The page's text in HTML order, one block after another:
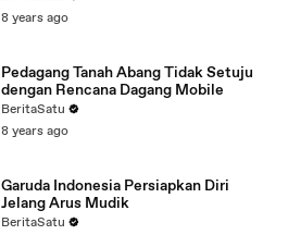
8 years ago
Pedagang Tanah Abang Tidak Setuju
dengan Rencana Dagang Mobile
BeritaSatu
8 years ago
Garuda Indonesia Persiapkan Diri
Jelang Arus Mudik
BeritaSatu